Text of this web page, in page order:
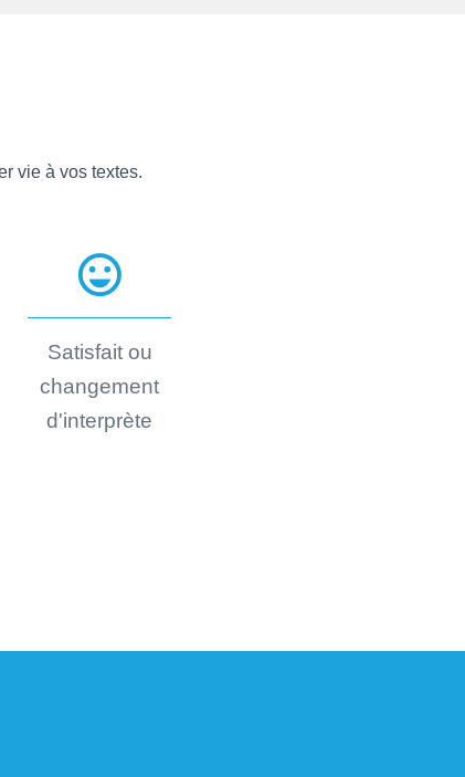
vie à vos textes.
sentiment_very_satisfied
Satisfait ou
changement
d'interprète